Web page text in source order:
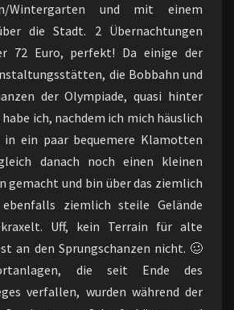
Wintergarten und mit einem
die Stadt. 2 Übernachtungen
72 Euro, perfekt! Da einige der
die Bobbahn und
der Olympiade, quasi hinter
ich, nachdem ich mich häuslich
ein paar bequemere Klamotten
danach noch einen kleinen
gemacht und bin über das ziemlich
ziemlich steile Gelände
Uff, kein Terrain für alte
an den Sprungschanzen nicht. 🥴
die seit Ende des
verfallen, wurden während der